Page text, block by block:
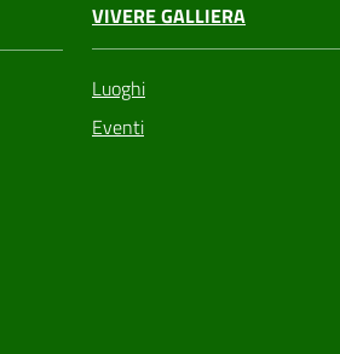
VIVERE GALLIERA
Luoghi
Eventi